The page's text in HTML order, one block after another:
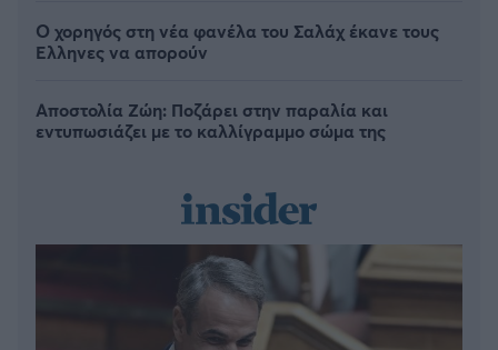
Ο χορηγός στη νέα φανέλα του Σαλάχ έκανε τους
Έλληνες να απορούν
Αποστολία Ζώη: Ποζάρει στην παραλία και
εντυπωσιάζει με το καλλίγραμμο σώμα της